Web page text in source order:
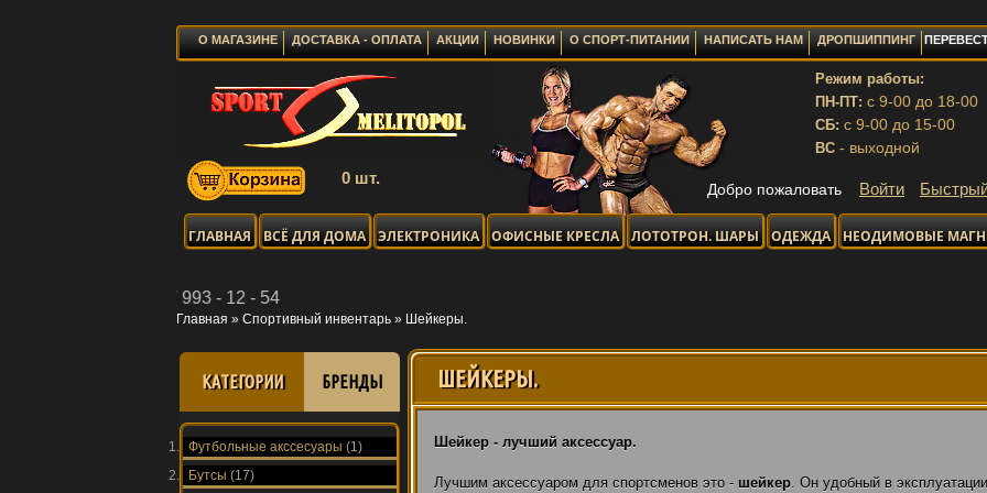
О МАГАЗИНЕ ДОСТАВКА - ОПЛАТА АКЦИИ НОВИНКИ О СПОРТ-ПИТАНИИ НАПИСАТЬ НАМ ДРОПШИППИНГ
Режим работы:
ПН-ПТ: с 9-00 до 18-00
СБ: с 9-00 до 15-00
ВС - выходной
0 шт.
Добро пожаловать Войти
ГЛАВНАЯ ВСЁ ДЛЯ ДОМА ЭЛЕКТРОНИКА ОФИСНЫЕ КРЕСЛА ЛОТОТРОН. ШАРЫ ОДЕЖДА НЕОДИМОВЫЕ
Главная » Спортивный инвентарь » Шейкеры.
КАТЕГОРИИ БРЕНДЫ
Футбольные акссесуары (1)
Бутсы (17)
ШЕЙКЕРЫ.
Шейкер - лучший аксессуар.
Лучшим аксессуаром для спортсменов это - шейкер . Он удобный в